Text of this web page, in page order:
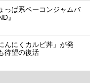
っぱ系ベーコンジャムバ
』
んにくカルビ丼」が発
待望の復活